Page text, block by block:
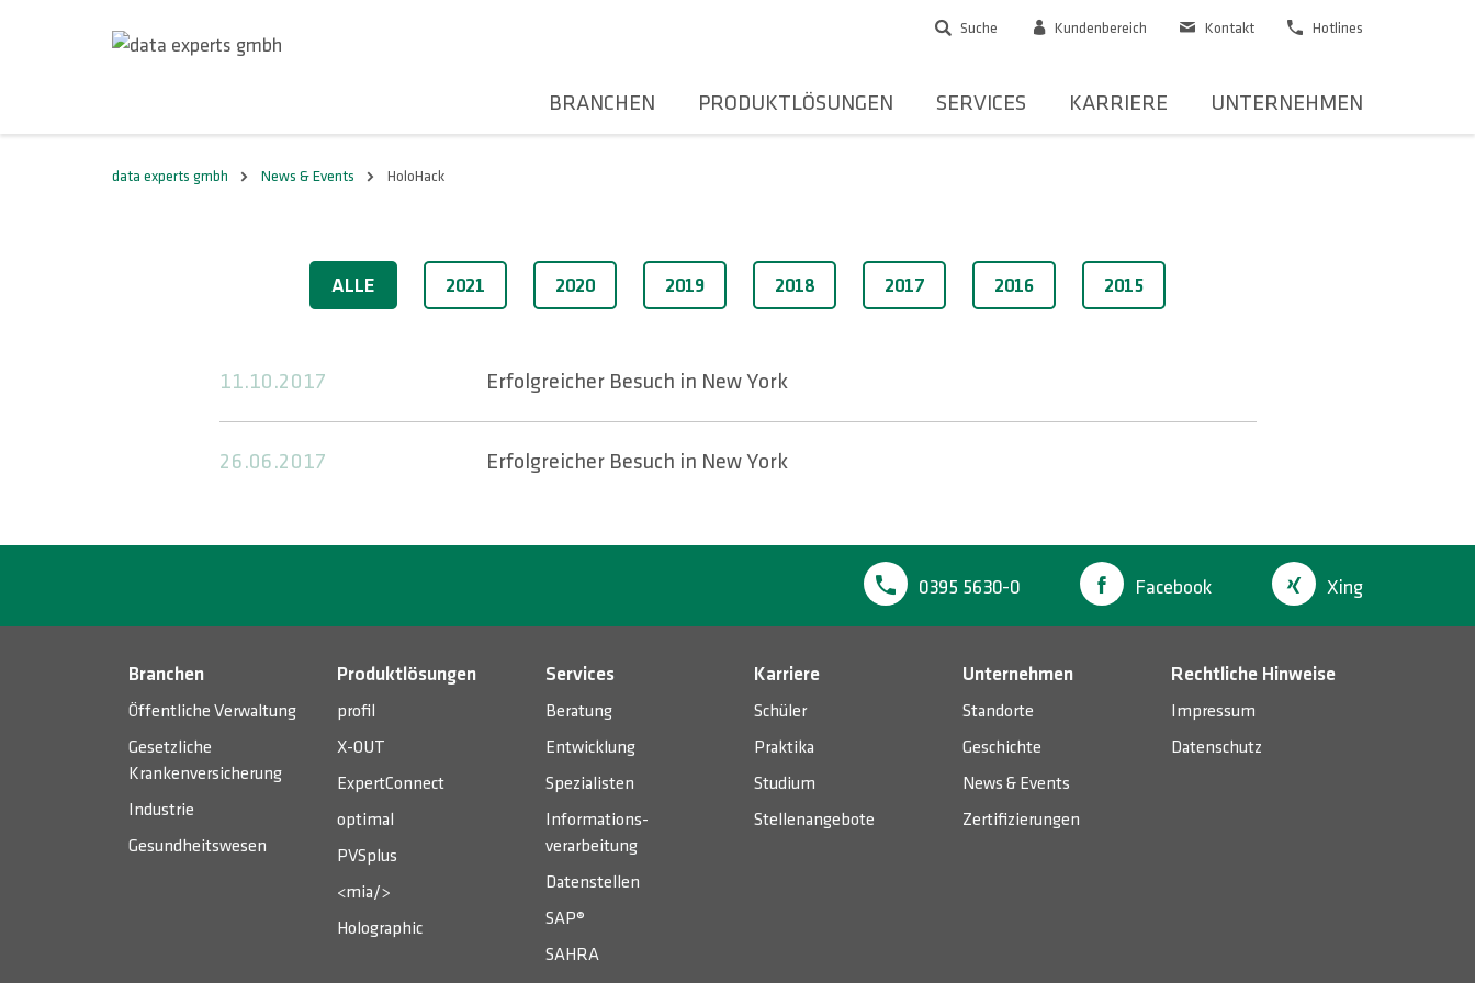
BRANCHEN PRODUKTLÖSUNGEN SERVICES KARRIERE UNTERNEHMEN
Kundenbereich Kontakt Hotlines
Suche
data experts gmbh News & Events HoloHack
ALLE 2021 2020 2019 2018 2017 2016 2015
11.10.2017 Erfolgreicher Besuch in New York
26.06.2017 Erfolgreicher Besuch in New York
0395 5630-0 Facebook Xing
Branchen
Öffentliche Verwaltung
Gesetzliche
Krankenversicherung
Industrie
Gesundheitswesen
Produktlösungen
profil
X-OUT
ExpertConnect
optimal
PVSplus
<mia/>
Holographic
Services
Beratung
Entwicklung
Spezialisten
Informations­
verarbeitung
Datenstellen
SAP®
SAHRA
Karriere
Schüler
Praktika
Studium
Stellenangebote
Unternehmen
Standorte
Geschichte
News & Events
Zertifizierungen
Rechtliche Hinweise
Impressum
Datenschutz